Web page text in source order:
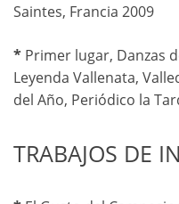
Saintes, Francia 2009
* Primer lugar, Danzas
Leyenda Vallenata,
del Año, Periódico la
TRABAJOS DE